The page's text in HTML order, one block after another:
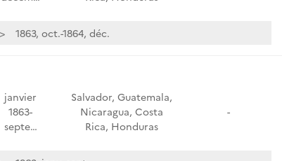
1863, oct.-1864, déc.
janvier
1863-
septe…
Salvador, Guatemala,
Nicaragua, Costa
Rica, Honduras
-